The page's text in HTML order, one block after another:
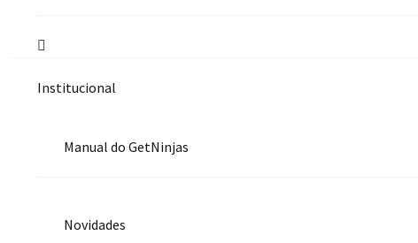
Institucional
Manual do GetNinjas
Novidades